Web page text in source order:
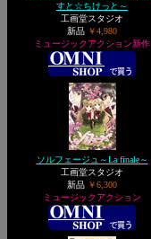
すと☆ちけっと～
工画堂スタジオ
新品 ￥4,980
ミュージックアクション新作
ソルフェージュ～La finale～
工画堂スタジオ
新品 ￥6,300
ミュージックアクション